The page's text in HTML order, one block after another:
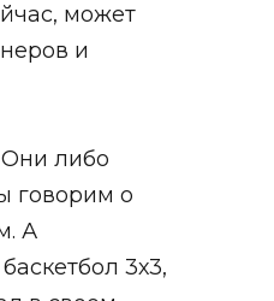
может
и
Они либо
говорим о
А
3х3,